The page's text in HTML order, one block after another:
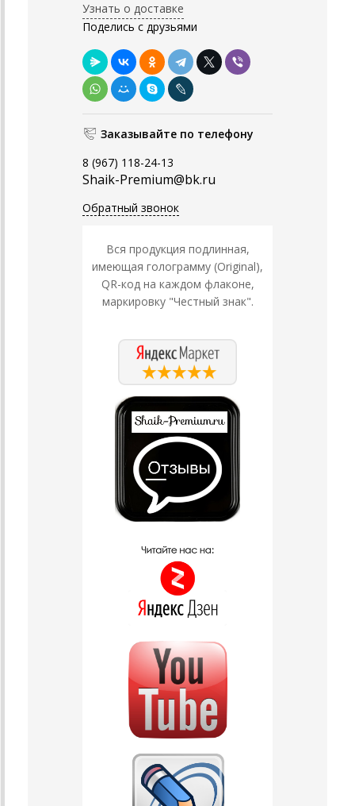
Узнать о доставке
Поделись с друзьями
Заказывайте по телефону
8 (967) 118-24-13
Shaik-Premium@bk.ru
Обратный звонок
Вся продукция подлинная,
имеющая голограмму (Original),
QR-код на каждом флаконе,
маркировку "Честный знак".